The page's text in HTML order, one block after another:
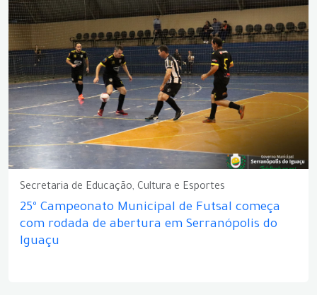
Secretaria de Educação, Cultura e Esportes
25º Campeonato Municipal de Futsal começa
com rodada de abertura em Serranópolis do
Iguaçu